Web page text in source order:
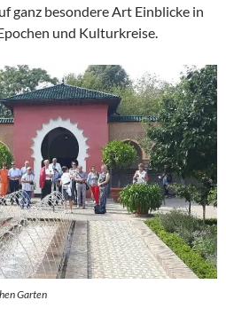
ganz besondere Art Einblicke in
und Kulturkreise.
Garten